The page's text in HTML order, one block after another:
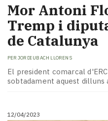
Mor Antoni
Tremp i
de Catalunya
PER JORDI UBACH LLORENS
El president comarcal
sobtadament aquest dilluns
12/04/2023